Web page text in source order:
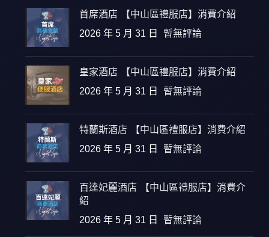
首席酒店 【中山區禮服店】消費介紹
2026 年 5 月 31 日 暫無評論
皇家酒店 【中山區禮服店】消費介紹
2026 年 5 月 31 日 暫無評論
特蘭斯酒店 【中山區禮服店】消費介紹
2026 年 5 月 31 日 暫無評論
百達妃麗酒店 【中山區禮服店】消費介
紹
2026 年 5 月 31 日 暫無評論